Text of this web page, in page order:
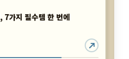
7가지 필수템 한 번에